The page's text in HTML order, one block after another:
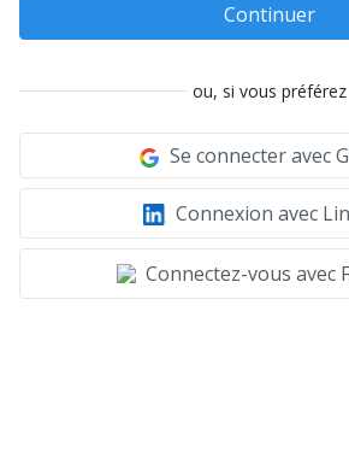
Continuer
ou, si vous préférez
Se connecter avec
Connexion avec
Connectez-vous avec